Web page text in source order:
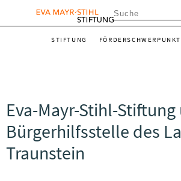
STIFTUNG
Eva-Mayr-Stihl-
Bürgerhilfsstelle des
Traunstein